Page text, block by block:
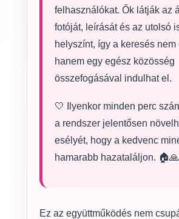
felhasználókat. Ők látják az
fotóját, leírását és az utolsó
helyszínt, így a keresés nem
hanem egy egész közösség
összefogásával indulhat el.
🤍 Ilyenkor minden perc
a rendszer jelentősen
esélyét, hogy a kedvenc
hamarabb hazataláljon. 🏠🙏
Ez az együttműködés nem